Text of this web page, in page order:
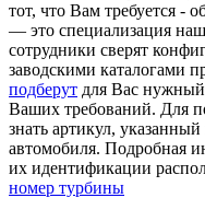
тот, что Вам требуется -
— это специализация
сотрудники сверят
заводскими каталогами
подберут для Вас нужный
Ваших требований. Для
знать артикул,
автомобиля. Подробная
их идентификации
номер турбины